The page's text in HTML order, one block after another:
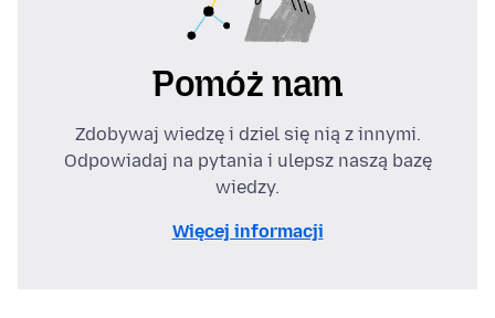
Pomóż nam
Zdobywaj wiedzę i dziel się nią z innymi.
Odpowiadaj na pytania i ulepsz naszą bazę
wiedzy.
Więcej informacji